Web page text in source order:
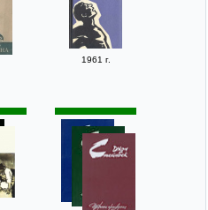
1961 г.